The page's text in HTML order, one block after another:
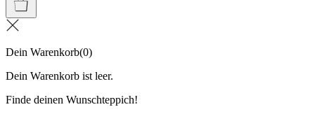
Dein Warenkorb(0)
Dein Warenkorb ist leer.
Finde deinen Wunschteppich!